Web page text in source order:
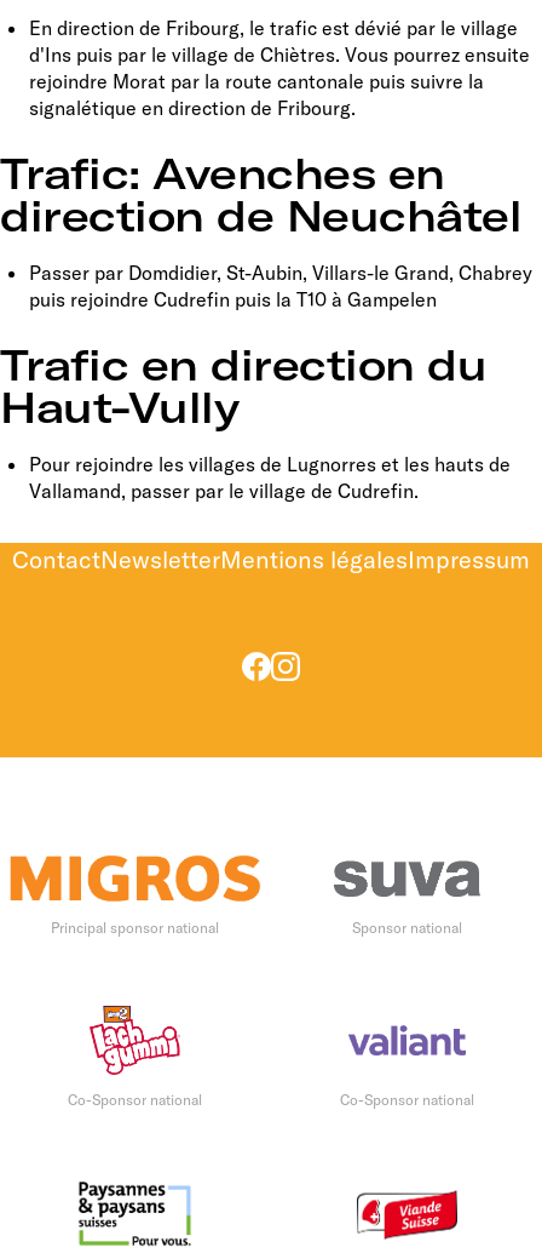
En direction de Fribourg, le trafic est dévié par le village
d'Ins puis par le village de Chiètres. Vous pourrez ensuite
rejoindre Morat par la route cantonale puis suivre la
signalétique en direction de Fribourg.
Trafic: Avenches en
direction de Neuchâtel
Passer par Domdidier, St-Aubin, Villars-le Grand, Chabrey
puis rejoindre Cudrefin puis la T10 à Gampelen
Trafic en direction du
Haut-Vully
Pour rejoindre les villages de Lugnorres et les hauts de
Vallamand, passer par le village de Cudrefin.
ContactNewsletterMentions légalesImpressum
Principal sponsor national Sponsor national
Co-Sponsor national Co-Sponsor national